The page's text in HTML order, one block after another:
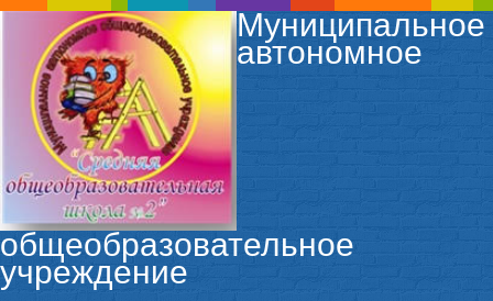
Муниципальное
автономное
общеобразовательное
учреждение